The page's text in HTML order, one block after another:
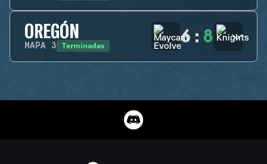
OREGÓN
MAPA 3 Terminadas 6 : 8